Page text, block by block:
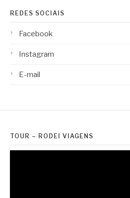
REDES SOCIAIS
Facebook
Instagram
E-mail
TOUR – RODEI VIAGENS